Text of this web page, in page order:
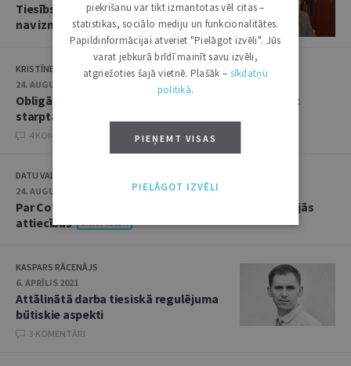
Tiesībsargs: cilvēktiesības Latvijā
nav iznīcinātas
KRISTĪNE DUPATE
24. AUGUSTS 2021
Obligātā vakcinēšanās pret Covid-19 nodarbinātībā:
starptautisko tiesību konteksts
4 KOMENTĀRI
DATU VALSTS INSPEKCIJA
24. AUGUSTS 2021
Par Covid-19 sertifikāta pieprasīšanu darba tiesiskajās
attiecībās
KASPARS RĀCENĀJS
6. APRĪLIS 2021
Attālinātā darba tiesiskā regulējuma
būtiskie aspekti
3 KOMENTĀRI
piekrišanu var tikt izmantotas vēl citas –
statistikas, sociālo mediju un funkcionalitātes.
Papildinformācijai atveriet "Pielāgot izvēli". Jūs
varat jebkurā brīdī mainīt savu izvēli,
atgriežoties šajā vietnē. Plašāk – sīkdatņu
politikā.
PIEŅEMT VISAS
PIELĀGOT IZVĒLI